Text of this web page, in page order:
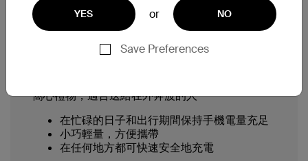
3.手機沒電危機
窩心禮物，適合送給在外奔波的人
在忙碌的日子和出行期間保持手機電量充足
小巧輕量，方便攜帶
在任何地方都可快速安全地充電
YES or NO
Save Preferences